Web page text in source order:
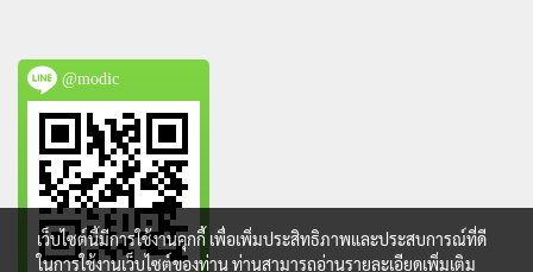
@modic
เว็บไซต์นี้มีการใช้งานคุกกี้ เพื่อเพิ่มประสิทธิภาพและประสบการณ์ที่ดี
ในการใช้งานเว็บไซต์ของท่าน ท่านสามารถอ่านรายละเอียดเพิ่มเติม